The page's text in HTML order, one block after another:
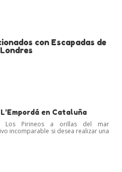
con Escapadas de
en Cataluña
Los Pirineos a orillas del mar
incomparable si desea realizar una